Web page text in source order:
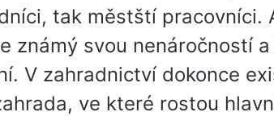
tak městští pracovníci.
známý svou nenáročností
V zahradnictví dokonce
ve které rostou